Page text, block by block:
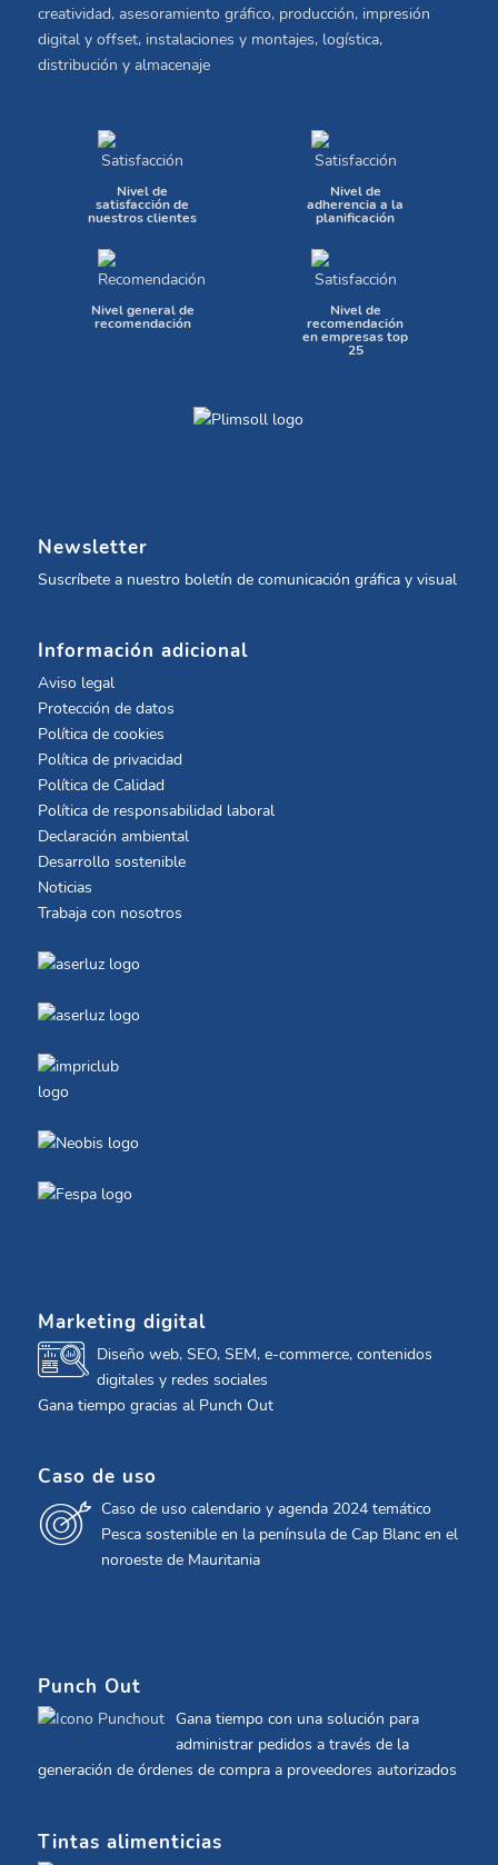
creatividad, asesoramiento gráfico, producción, impresión
digital y offset, instalaciones y montajes, logística,
distribución y almacenaje
Nivel de
satisfacción de
nuestros clientes
Nivel de
adherencia a la
planificación
Nivel general de
recomendación
Nivel de
recomendación
en empresas top
25
Newsletter
Suscríbete a nuestro boletín de comunicación gráfica y visual
Información adicional
Aviso legal
Protección de datos
Política de cookies
Política de privacidad
Política de Calidad
Política de responsabilidad laboral
Declaración ambiental
Desarrollo sostenible
Noticias
Trabaja con nosotros
Marketing digital
Diseño web, SEO, SEM, e-commerce, contenidos
digitales y redes sociales
Gana tiempo gracias al Punch Out
Caso de uso
Caso de uso calendario y agenda 2024 temático
Pesca sostenible en la península de Cap Blanc en el
noroeste de Mauritania
Punch Out
Gana tiempo con una solución para
administrar pedidos a través de la
generación de órdenes de compra a proveedores autorizados
Tintas alimenticias